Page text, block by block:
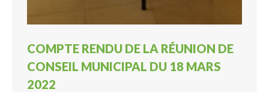
COMPTE RENDU DE LA RÉUNION DE
CONSEIL MUNICIPAL DU 18 MARS
2022